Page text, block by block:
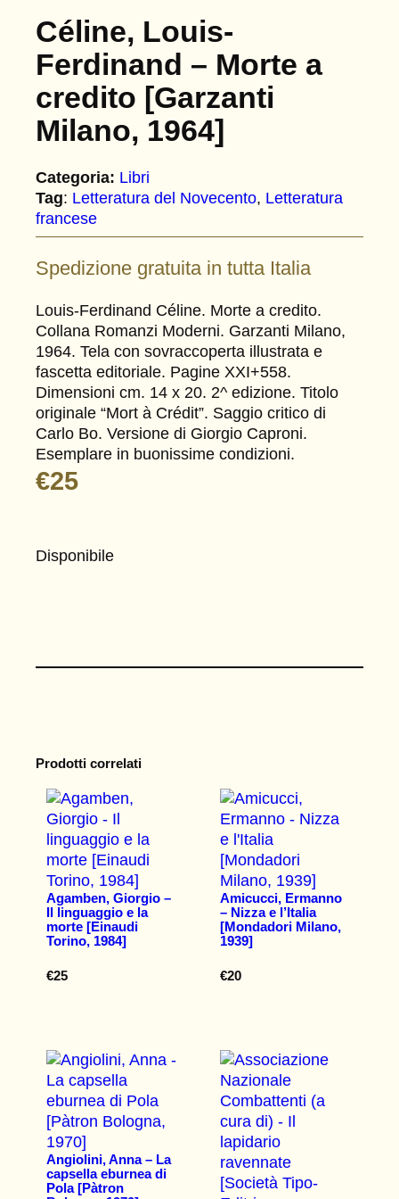
Céline, Louis-
Ferdinand – Morte a
credito [Garzanti
Milano, 1964]
Categoria: Libri
Tag: Letteratura del Novecento, Letteratura
francese
Spedizione gratuita in tutta Italia
Louis-Ferdinand Céline. Morte a credito.
Collana Romanzi Moderni. Garzanti Milano,
1964. Tela con sovraccoperta illustrata e
fascetta editoriale. Pagine XXI+558.
Dimensioni cm. 14 x 20. 2^ edizione. Titolo
originale “Mort à Crédit”. Saggio critico di
Carlo Bo. Versione di Giorgio Caproni.
Esemplare in buonissime condizioni.
€25
Disponibile
Prodotti correlati
Agamben, Giorgio –
Il linguaggio e la
morte [Einaudi
Torino, 1984]
€25
Amicucci, Ermanno
– Nizza e l’Italia
[Mondadori Milano,
1939]
€20
Angiolini, Anna – La
capsella eburnea di
Pola [Pàtron